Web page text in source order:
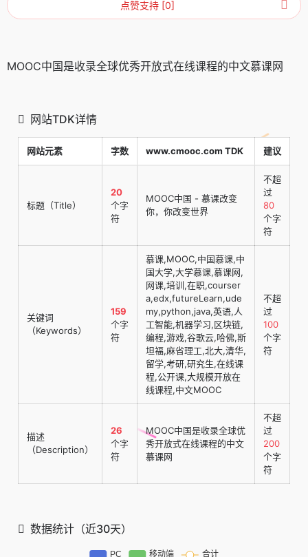
点赞支持 [0]
MOOC中国是收录全球优秀开放式在线课程的中文慕课网
网站TDK详情
网站元素 字数 www.cmooc.com TDK 建议
标题（Title）
20
个字
符
MOOC中国 - 慕课改变
你，你改变世界
不超
过
80
个字
符
关键词
（Keywords）
159
个字
符
慕课,MOOC,中国慕课,中
国大学,大学慕课,慕课网,
网课,培训,在职,courser
a,edx,futureLearn,ude
my,python,java,英语,人
工智能,机器学习,区块链,
编程,游戏,谷歌云,哈佛,斯
坦福,麻省理工,北大,清华,
留学,考研,研究生,在线课
程,公开课,大规模开放在
线课程,中文MOOC
不超
过
100
个字
符
描述
（Description）
26
个字
符
MOOC中国是收录全球优
秀开放式在线课程的中文
慕课网
不超
过
200
个字
符
数据统计（近30天）